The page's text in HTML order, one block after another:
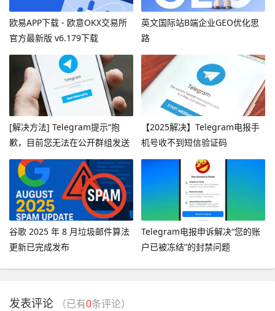
欧易APP下载 - 欧意OKX交易所
官方最新版 v6.179下载
英文国际站B端企业GEO优化思
路
[解决方法] Telegram提示“抱
歉，目前您无法在公开群组发送
消息”
【2025解决】Telegram电报手
机号收不到短信验证码
谷歌 2025 年 8 月垃圾邮件算法
更新已完成发布
Telegram电报申诉解决“您的账
户已被冻结”的封禁问题
发表评论 （已有0条评论）